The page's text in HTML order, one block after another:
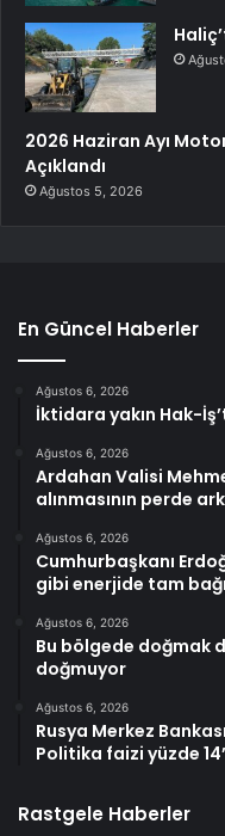
2026 Haziran Ayı
Açıklandı
Ağustos 5, 2026
En Güncel Haberler
Ağustos 6, 2026
İktidara yakın Hak-
Ağustos 6, 2026
Ardahan Valisi
alınmasının perde
Ağustos 6, 2026
Cumhurbaşkanı
gibi enerjide tam
Ağustos 6, 2026
Bu bölgede doğmak
doğmuyor
Ağustos 6, 2026
Rusya Merkez
Politika faizi yüzde
Rastgele Haberler